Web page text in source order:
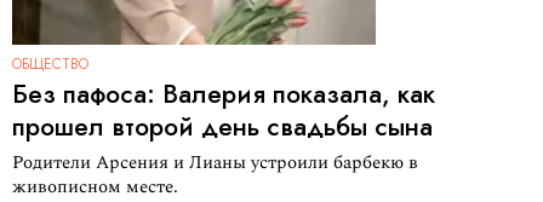
ОБЩЕСТВО
Без пафоса: Валерия показала, как
прошел второй день свадьбы сына
Родители Арсения и Лианы устроили барбекю в
живописном месте.